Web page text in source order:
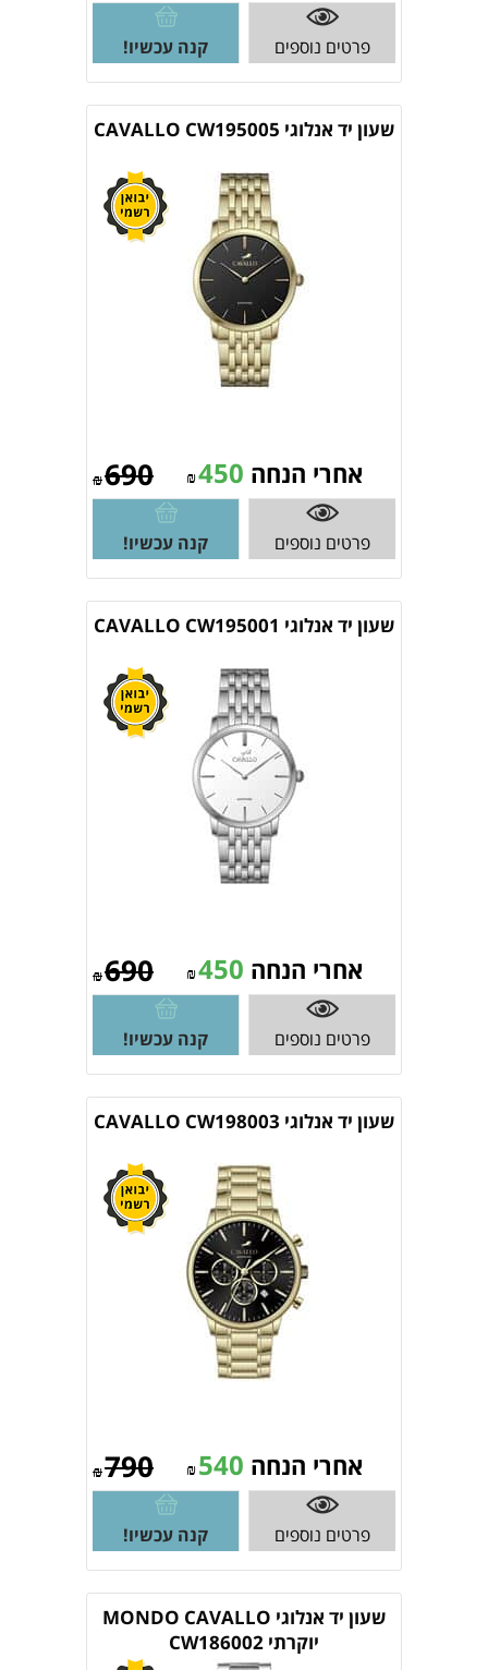
פרטים נוספים קנה עכשיו!
שעון יד אנלוגי CAVALLO CW195005
₪690 אחרי הנחה ₪450
פרטים נוספים קנה עכשיו!
שעון יד אנלוגי CAVALLO CW195001
₪690 אחרי הנחה ₪450
פרטים נוספים קנה עכשיו!
שעון יד אנלוגי CAVALLO CW198003
₪790 אחרי הנחה ₪540
פרטים נוספים קנה עכשיו!
שעון יד אנלוגי MONDO CAVALLO
יוקרתי CW186002